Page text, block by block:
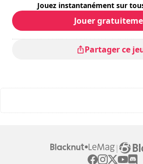
Difficulté: moyenne
Note
: Video Chums : 8,3/10
Jouez instantanément sur
Jouer
Partager ce
|